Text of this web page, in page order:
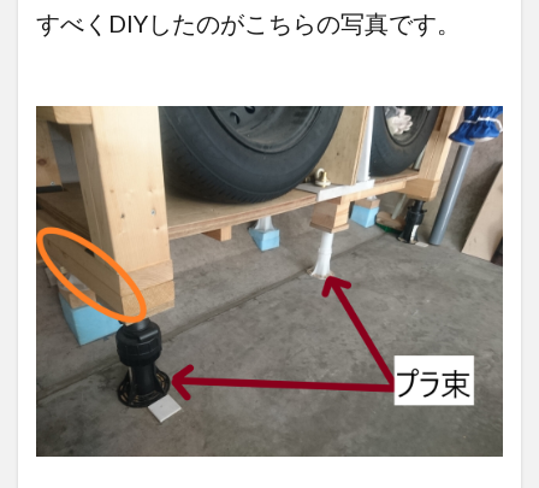
すべくDIYしたのがこちらの写真です。